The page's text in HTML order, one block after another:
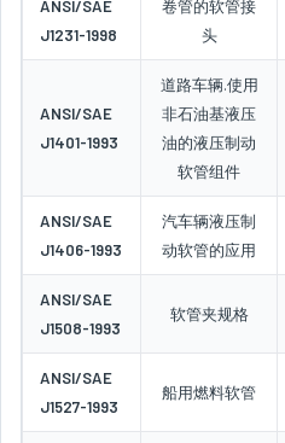
ANSI/SAE
J1231-1998
卷管的软管接
头
ANSI/SAE
J1401-1993
道路车辆.使用
非石油基液压
油的液压制动
软管组件
ANSI/SAE
J1406-1993
汽车辆液压制
动软管的应用
ANSI/SAE
J1508-1993
软管夹规格
ANSI/SAE
J1527-1993
船用燃料软管